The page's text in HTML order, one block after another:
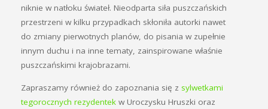
niknie w natłoku świateł. Nieodparta siła puszczańskich
przestrzeni w kilku przypadkach skłoniła autorki nawet
do zmiany pierwotnych planów, do pisania w zupełnie
innym duchu i na inne tematy, zainspirowane właśnie
puszczańskimi krajobrazami.
Zapraszamy również do zapoznania się z sylwetkami
tegorocznych rezydentekw Uroczysku Hruszki oraz